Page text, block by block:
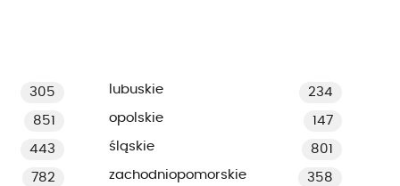
305 lubuskie 234
851 opolskie 147
443 śląskie 801
782 zachodniopomorskie 358